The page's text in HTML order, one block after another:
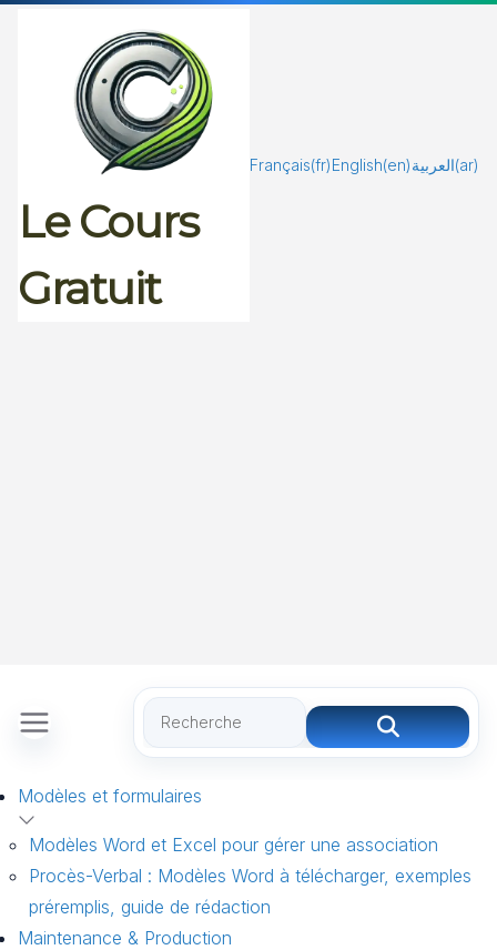
Le Cours
Gratuit
Français(fr) English(en)العربية(ar)
Modèles et formulaires
Modèles Word et Excel pour gérer une association
Procès-Verbal : Modèles Word à télécharger, exemples
préremplis, guide de rédaction
Maintenance & Production